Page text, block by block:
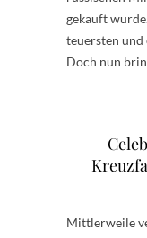
gekauft
teuersten und
Doch nun
Mittlerweile